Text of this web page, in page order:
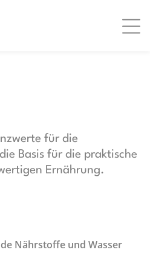
für die
Basis für die praktische
Ernährung.
Nährstoffe und Wasser